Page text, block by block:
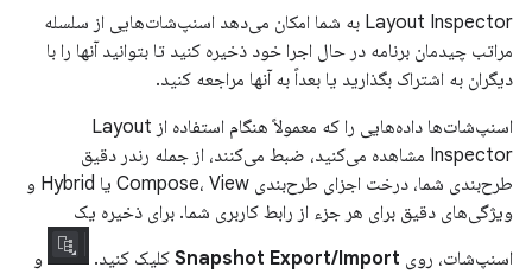
Layout Inspector به شما امکان می‌دهد اسنپ‌شات‌هایی از سلسله
مراتب چیدمان برنامه در حال اجرا خود ذخیره کنید تا بتوانید آنها را با
دیگران به اشتراک بگذارید یا بعداً به آنها مراجعه کنید.
اسنپ‌شات‌ها داده‌هایی را که معمولاً هنگام استفاده از Layout
Inspector مشاهده می‌کنید، ضبط می‌کنند، از جمله رندر دقیق
طرح‌بندی شما، درخت اجزای طرح‌بندی Compose، View یا Hybrid و
ویژگی‌های دقیق برای هر جزء از رابط کاربری شما. برای ذخیره یک
اسنپ‌شات، روی Snapshot Export/Import کلیک کنید.
و